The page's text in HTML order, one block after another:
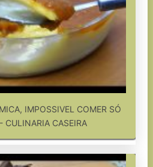
IMPOSSIVEL COMER SÓ
CULINARIA CASEIRA